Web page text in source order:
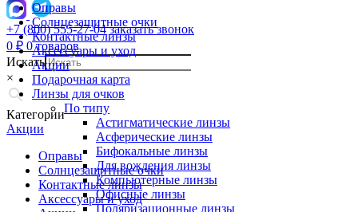
+7 (800) 555-27-04 заказать звонок
0 ₽ 0 товаров
Искать
×
Категории
Акции
Оправы
Солнцезащитные очки
Контактные линзы
Аксессуары и уход
Оправы
Солнцезащитные очки
Контактные линзы
Аксессуары и уход
Акции
Подарочная карта
Линзы для очков
По типу
Астигматические линзы
Асферические линзы
Бифокальные линзы
Для вождения линзы
Компьютерные линзы
Офисные линзы
Поляризационные линзы